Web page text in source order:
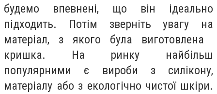
будемо впевнені, що він ідеально
підходить. Потім зверніть увагу на
матеріал, з якого була виготовлена ​​
кришка. На ринку найбільш
популярними є вироби з силікону,
матеріалу або з екологічно чистої шкіри.